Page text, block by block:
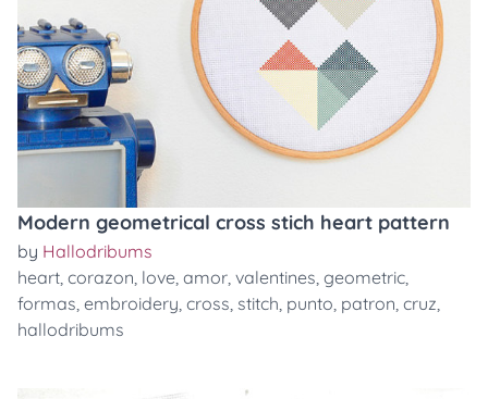
Modern geometrical cross stich heart pattern
by Hallodribums
heart, corazon, love, amor, valentines, geometric,
formas, embroidery, cross, stitch, punto, patron, cruz,
hallodribums